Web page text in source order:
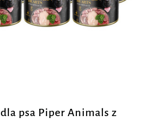
psa Piper Animals z